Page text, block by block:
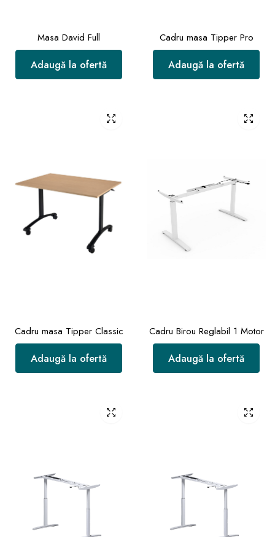
Masa David Full
Adaugă la ofertă
Cadru masa Tipper Pro
Adaugă la ofertă
Cadru masa Tipper Classic
Adaugă la ofertă
Cadru Birou Reglabil 1 Motor
Adaugă la ofertă